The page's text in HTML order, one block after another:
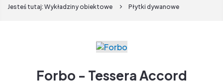
Jesteś tutaj: Wykładziny obiektowe Płytki dywanowe
Forbo - Tessera Accord